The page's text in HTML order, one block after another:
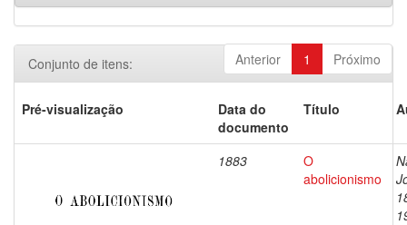
Anterior 1 Próximo
Conjunto de itens:
Pré-visualização
Data do
documento
Título
1883
O
abolicionismo